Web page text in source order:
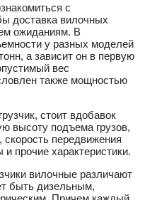
с
доставка вилочных
ожиданиям. В
у разных моделей
а зависит он в первую
вес
также мощностью
стоит вдобавок
высоту подъема грузов,
скорость передвижения
прочие характеристики.
вилочные различают
быть дизельным,